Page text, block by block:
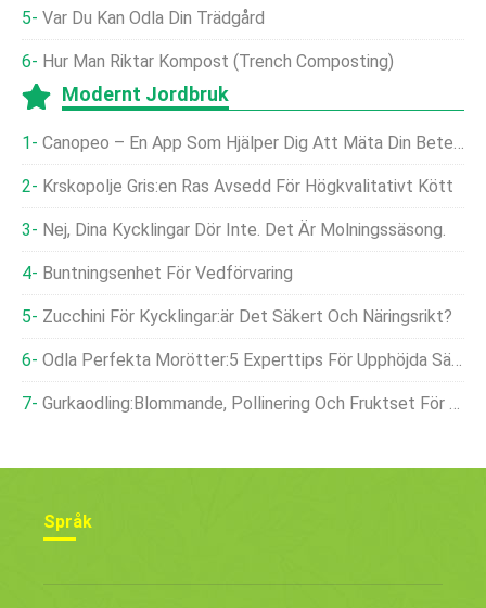
Var Du Kan Odla Din Trädgård
Hur Man Riktar Kompost (Trench Composting)
Modernt Jordbruk
Canopeo – En App Som Hjälper Dig Att Mäta Din Betesmark
Krskopolje Gris:en Ras Avsedd För Högkvalitativt Kött
Nej, Dina Kycklingar Dör Inte. Det Är Molningssäsong.
Buntningsenhet För Vedförvaring
Zucchini För Kycklingar:är Det Säkert Och Näringsrikt?
Odla Perfekta Morötter:5 Experttips För Upphöjda Sängar
Gurkaodling:Blommande, Pollinering Och Fruktset För Optimal Avkastning
Språk